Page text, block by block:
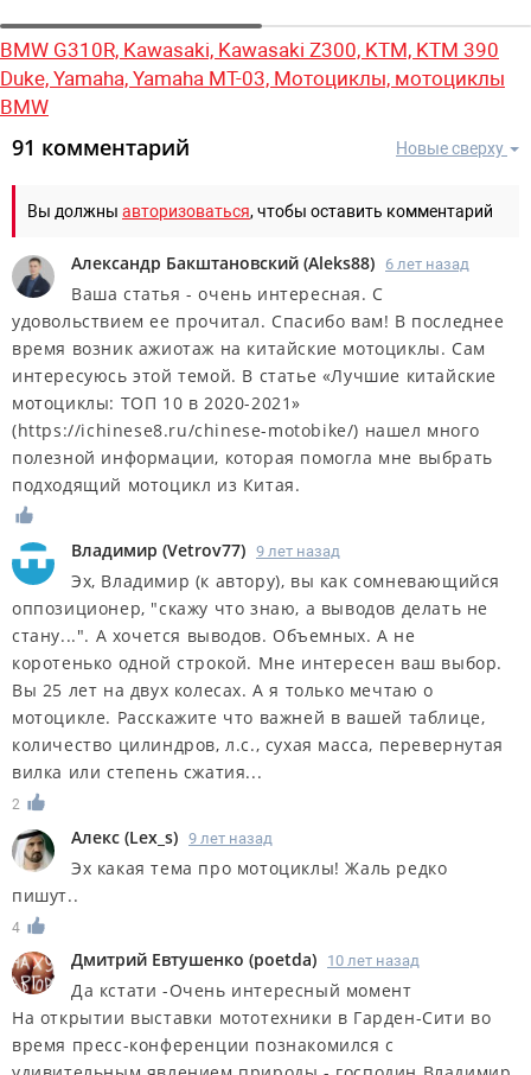
BMW G310R, Kawasaki, Kawasaki Z300, KTM, KTM 390
Duke, Yamaha, Yamaha ­­MT-­03, Мотоциклы, мотоциклы
BMW
Новые сверху
91 комментарий
Вы должны авторизоваться, чтобы оставить комментарий
Александр Бакштановский (Aleks88) 6 лет назад
Ваша статья - очень интересная. С
удовольствием ее прочитал. Спасибо вам! В последнее
время возник ажиотаж на китайские мотоциклы. Сам
интересуюсь этой темой. В статье «Лучшие китайские
мотоциклы: ТОП 10 в 2020-2021»
(https://ichinese8.ru/chinese-motobike/) нашел много
полезной информации, которая помогла мне выбрать
подходящий мотоцикл из Китая.
Владимир (Vetrov77) 9 лет назад
Эх, Владимир (к автору), вы как сомневающийся
оппозиционер, "скажу что знаю, а выводов делать не
стану...". А хочется выводов. Объемных. А не
коротенько одной строкой. Мне интересен ваш выбор.
Вы 25 лет на двух колесах. А я только мечтаю о
мотоцикле. Расскажите что важней в вашей таблице,
количество цилиндров, л.с., сухая масса, перевернутая
вилка или степень сжатия...
2
Алекс (Lex_s) 9 лет назад
Эх какая тема про мотоциклы! Жаль редко
пишут..
4
Дмитрий Евтушенко (poetda) 10 лет назад
Да кстати -Очень интересный момент
На открытии выставки мототехники в Гарден-Сити во
время пресс-конференции познакомился с